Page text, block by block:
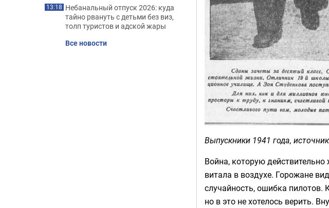
Выпускники 1941 года,
Война, которую
витала в воздухе. Горожане
случайность, ошибка пилотов.
но в это не хотелось верить.
13:18 Небанальный отпуск 2026: куда
тайно рвануть с детьми без виз,
толп туристов и адской жары
Все новости